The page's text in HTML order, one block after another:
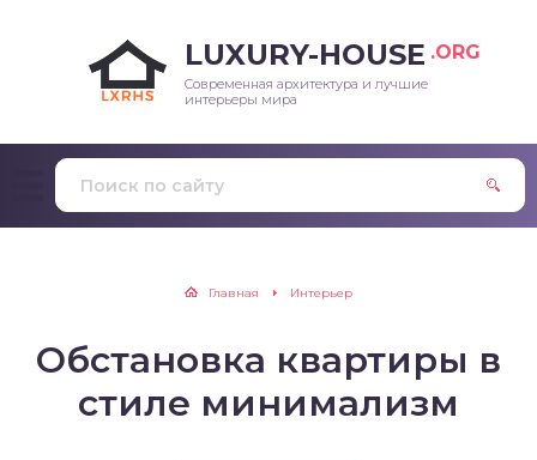
LUXURY-HOUSE .ORG
Современная архитектура и лучшие
интерьеры мира
Главная Интерьер
Обстановка квартиры в
стиле минимализм